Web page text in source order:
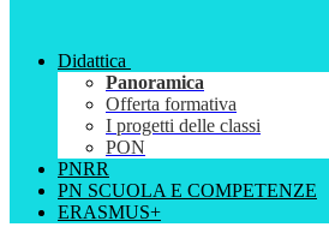
Didattica
Panoramica
Offerta formativa
I progetti delle classi
PON
PNRR
PN SCUOLA E COMPETENZE
ERASMUS+